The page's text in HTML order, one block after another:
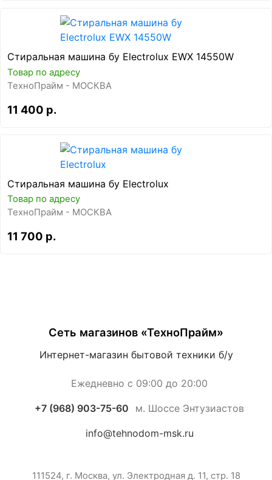
Стиральная машина бу Electrolux EWX 14550W
Товар по адресу
ТехноПрайм - МОСКВА
11 400 р.
Стиральная машина бу Electrolux
Товар по адресу
ТехноПрайм - МОСКВА
11 700 р.
Сеть магазинов «ТехноПрайм»
Интернет-магазин бытовой техники б/у
Ежедневно с 09:00 до 20:00
+7 (968) 903-75-60 м. Шоссе Энтузиастов
info@tehnodom-msk.ru
111524, г. Москва, ул. Электродная д. 11, стр. 18